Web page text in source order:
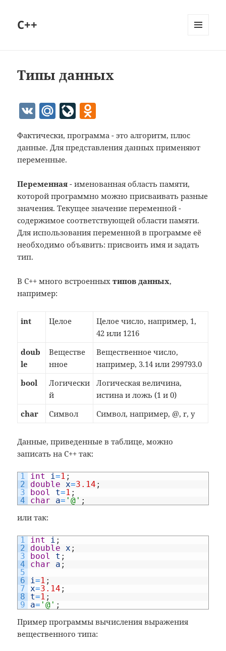
C++
Типы данных
V M
l.
R
Li
eJ
o
r
n
al
n
as
s
ni
ki
Фактически, программа - это алгоритм, плюс
данные. Для представления данных применяют
переменные.
Переменная - именованная область памяти,
которой программно можно присваивать разные
значения. Текущее значение переменной -
содержимое соответствующей области памяти.
Для использования переменной в программе её
необходимо объявить: присвоить имя и задать
тип.
В С++ много встроенныхтипов данных,
например:
int Целое
Целое число, например, 1,
42 или 1216
doub
le
Веществе
нное
Вещественное число,
например, 3.14 или 299793.0
bool
Логически
й
Логическая величина,
истина и ложь (1 и 0)
char
Символ Символ, например, @, r, y
Данные, приведенные в таблице, можно
записать на C++ так:
1
2
3
4
int i=1 ;
double
x=3.14 ;
bool
t=1 ;
char
a= '@' ;
или так:
1
2
3
4
5
6
7
8
9
int i ;
double
x ;
bool
t ;
char
a ;
i=1 ;
x=3.14 ;
t=1 ;
a= '@' ;
Пример программы вычисления выражения
вещественного типа: